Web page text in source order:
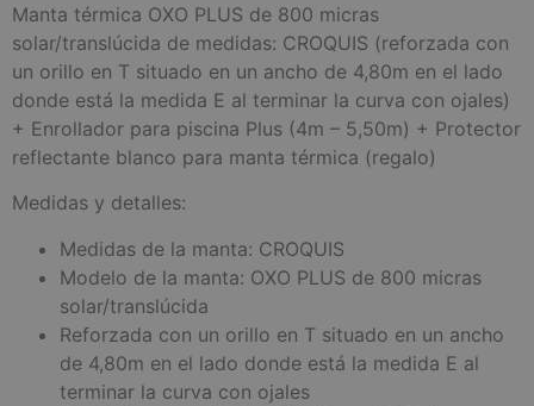
Manta térmica OXO PLUS de 800 micras
solar/translúcida de medidas: CROQUIS (reforzada con
un orillo en T situado en un ancho de 4,80m en el lado
donde está la medida E al terminar la curva con ojales)
+ Enrollador para piscina Plus (4m – 5,50m) + Protector
reflectante blanco para manta térmica (regalo)
Medidas y detalles:
Medidas de la manta: CROQUIS
Modelo de la manta: OXO PLUS de 800 micras
solar/translúcida
Reforzada con un orillo en T situado en un ancho
de 4,80m en el lado donde está la medida E al
terminar la curva con ojales